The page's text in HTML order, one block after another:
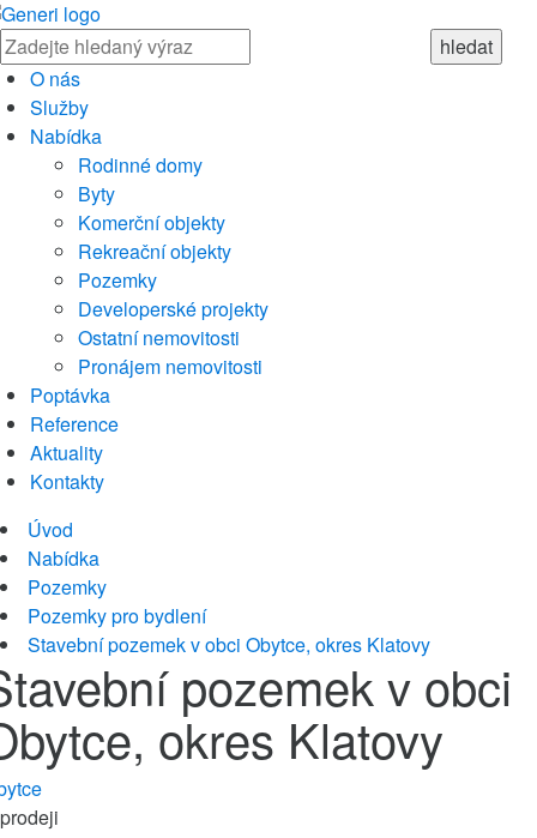
O nás
Služby
Nabídka
Rodinné domy
Byty
Komerční objekty
Rekreační objekty
Pozemky
Developerské projekty
Ostatní nemovitosti
Pronájem nemovitosti
Poptávka
Reference
Aktuality
Kontakty
Úvod
Nabídka
Pozemky
Pozemky pro bydlení
Stavební pozemek v obci Obytce, okres Klatovy
pozemek v obci
okres Klatovy